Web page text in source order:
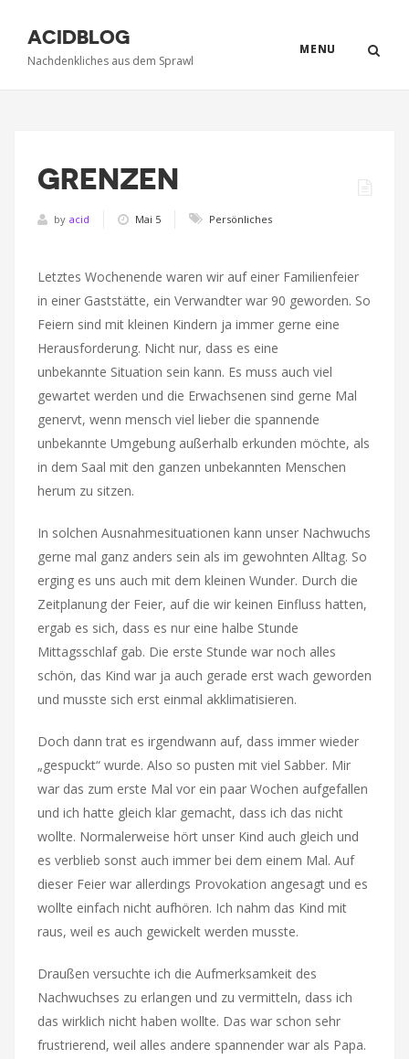
MENU
ACIDBLOG
Nachdenkliches aus dem Sprawl
GRENZEN
by acid Mai 5 Persönliches
Letztes Wochenende waren wir auf einer Familienfeier
in einer Gaststätte, ein Verwandter war 90 geworden. So
Feiern sind mit kleinen Kindern ja immer gerne eine
Herausforderung. Nicht nur, dass es eine
unbekannte Situation sein kann. Es muss auch viel
gewartet werden und die Erwachsenen sind gerne Mal
genervt, wenn mensch viel lieber die spannende
unbekannte Umgebung außerhalb erkunden möchte, als
in dem Saal mit den ganzen unbekannten Menschen
herum zu sitzen.
In solchen Ausnahmesituationen kann unser Nachwuchs
gerne mal ganz anders sein als im gewohnten Alltag. So
erging es uns auch mit dem kleinen Wunder. Durch die
Zeitplanung der Feier, auf die wir keinen Einfluss hatten,
ergab es sich, dass es nur eine halbe Stunde
Mittagsschlaf gab. Die erste Stunde war noch alles
schön, das Kind war ja auch gerade erst wach geworden
und musste sich erst einmal akklimatisieren.
Doch dann trat es irgendwann auf, dass immer wieder
„gespuckt“ wurde. Also so pusten mit viel Sabber. Mir
war das zum erste Mal vor ein paar Wochen aufgefallen
und ich hatte gleich klar gemacht, dass ich das nicht
wollte. Normalerweise hört unser Kind auch gleich und
es verblieb sonst auch immer bei dem einem Mal. Auf
dieser Feier war allerdings Provokation angesagt und es
wollte einfach nicht aufhören. Ich nahm das Kind mit
raus, weil es auch gewickelt werden musste.
Draußen versuchte ich die Aufmerksamkeit des
Nachwuchses zu erlangen und zu vermitteln, dass ich
das wirklich nicht haben wollte. Das war schon sehr
frustrierend, weil alles andere spannender war als Papa.